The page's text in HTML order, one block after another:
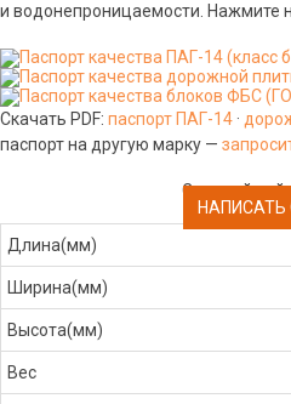
и водонепроницаемости. Нажмите
Скачать PDF: паспорт ПАГ-14 ·
паспорт на другую марку —
Средний
НАПИСАТЬ
Длина(мм)
Ширина(мм)
Высота(мм)
Вес